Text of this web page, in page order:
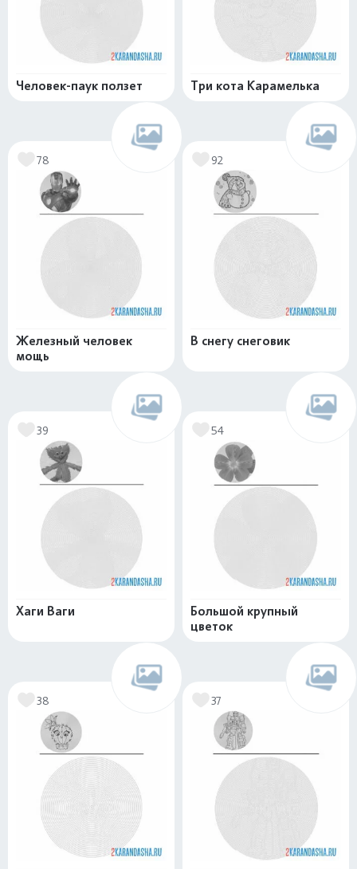
Человек-паук ползет Три кота Карамелька
78
Железный человек
мощь
92
В снегу снеговик
39
Хаги Ваги
54
Большой крупный
цветок
38 37